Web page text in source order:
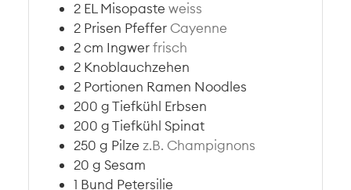
2 EL Misopaste weiss
2 Prisen Pfeffer Cayenne
2cm Ingwerfrisch
2 Knoblauchzehen
2 Portionen Ramen Noodles
200 gTiefkühl Erbsen
200 gTiefkühl Spinat
250 g Pilze z.B. Champignons
20 g Sesam
1 Bund Petersilie